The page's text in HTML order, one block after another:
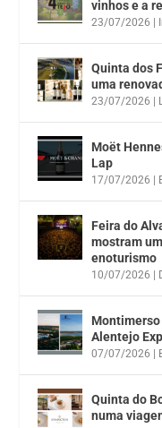
vinhos e a
23/07/2026
Quinta dos
uma
23/07/2026
Moët
Lap
17/07/2026
Feira do
mostram
enoturismo
10/07/2026
Montimerso
Alentejo
07/07/2026
Quinta do
numa